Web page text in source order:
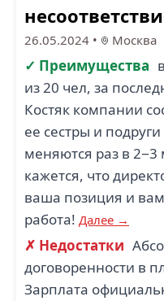
26.05.2024 • Москва
✓ Преимущества
из 20 чел, за
Костяк компании
ее сестры и
меняются раз в
кажется, что
ваша позиция и
работа! Далее →
✗ Недостатки
договоренности в
Зарплата